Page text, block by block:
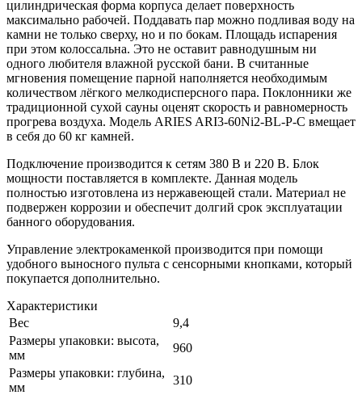
цилиндрическая форма корпуса делает поверхность
максимально рабочей. Поддавать пар можно подливая воду на
камни не только сверху, но и по бокам. Площадь испарения
при этом колоссальна. Это не оставит равнодушным ни
одного любителя влажной русской бани. В считанные
мгновения помещение парной наполняется необходимым
количеством лёгкого мелкодисперсного пара. Поклонники же
традиционной сухой сауны оценят скорость и равномерность
прогрева воздуха. Модель ARIES ARI3-60Ni2-BL-P-C вмещает
в себя до 60 кг камней.
Подключение производится к сетям 380 В и 220 В. Блок
мощности поставляется в комплекте. Данная модель
полностью изготовлена из нержавеющей стали. Материал не
подвержен коррозии и обеспечит долгий срок эксплуатации
банного оборудования.
Управление электрокаменкой производится при помощи
удобного выносного пульта с сенсорными кнопками, который
покупается дополнительно.
Характеристики
Вес
9,4
Размеры упаковки: высота,
мм
960
Размеры упаковки: глубина,
мм
310